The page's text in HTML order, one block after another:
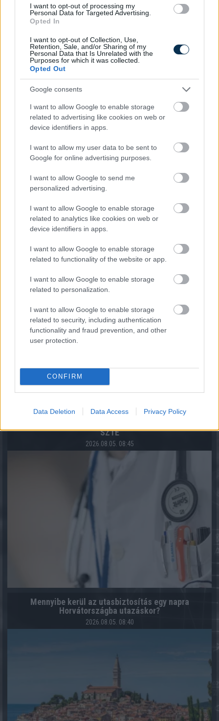
I want to opt-out of processing my
Personal Data for Targeted Advertising.
Opted In
I want to opt-out of Collection, Use,
Retention, Sale, and/or Sharing of my
Personal Data that Is Unrelated with the
Purposes for which it was collected.
Opted Out
Google consents
I want to allow Google to enable storage
related to advertising like cookies on web or
device identifiers in apps.
I want to allow my user data to be sent to
Google for online advertising purposes.
I want to allow Google to send me
personalized advertising.
I want to allow Google to enable storage
related to analytics like cookies on web or
device identifiers in apps.
I want to allow Google to enable storage
related to functionality of the website or app.
I want to allow Google to enable storage
related to personalization.
I want to allow Google to enable storage
related to security, including authentication
functionality and fraud prevention, and other
user protection.
CONFIRM
Data Deletion Data Access Privacy Policy
Te döntöd el, mikor használod fel – új konstrukció az
OTP Lakástakaréknál
2026.08.05. 11:04
Több mint négyszeresére nőtt a magyar háztartások
közvetlen részvényvagyona hat év alatt
SZTE
2026.08.05. 08:45
Mennyibe kerül az utasbiztosítás egy napra
Horvátországba utazáskor?
2026.08.05. 08:40